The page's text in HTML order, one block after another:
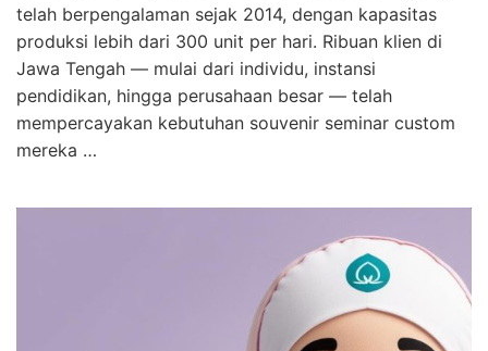
telah berpengalaman sejak 2014, dengan kapasitas
produksi lebih dari 300 unit per hari. Ribuan klien di
Jawa Tengah — mulai dari individu, instansi
pendidikan, hingga perusahaan besar — telah
mempercayakan kebutuhan souvenir seminar custom
mereka …